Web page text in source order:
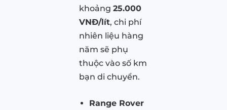
khoảng 25.000
VNĐ/lít, chi phí
nhiên liệu hàng
năm sẽ phụ
thuộc vào số km
bạn di chuyển.
Range Rover